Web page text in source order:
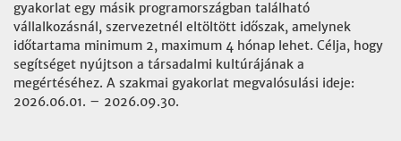
gyakorlat egy másik programországban található
vállalkozásnál, szervezetnél eltöltött időszak, amelynek
időtartama minimum 2, maximum 4 hónap lehet. Célja, hogy
segítséget nyújtson a társadalmi kultúrájának a
megértéséhez. A szakmai gyakorlat megvalósulási ideje:
2026.06.01. – 2026.09.30.